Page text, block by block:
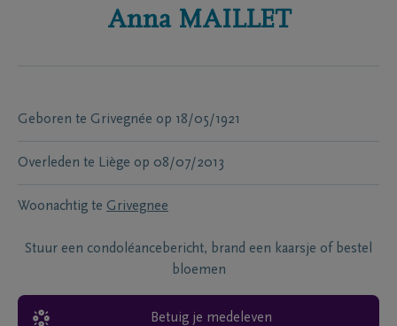
Anna MAILLET
Geboren te Grivegnée op 18/05/1921
Overleden te Liège op 08/07/2013
Woonachtig te Grivegnee
Stuur een condoléancebericht, brand een kaarsje of bestel
bloemen
Betuig je medeleven